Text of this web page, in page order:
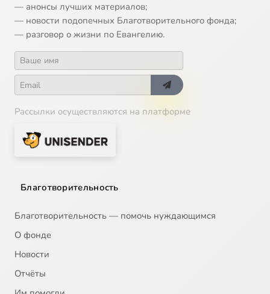
— анонсы лучших материалов;
— новости подопечных Благотворительного фонда;
— разговор о жизни по Евангелию.
Рассылки осуществляются на платформе
Благотворительность
Благотворительность — помочь нуждающимся
О фонде
Новости
Отчёты